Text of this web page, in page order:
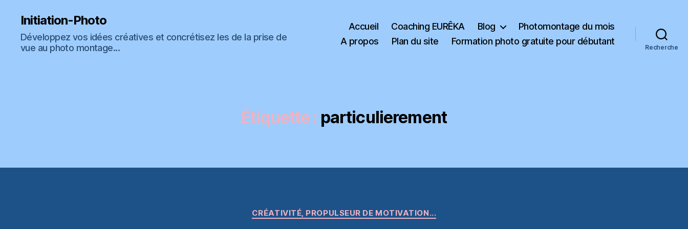
Initiation-Photo
Développez vos idées créatives et concrétisez les de la prise de
vue au photo montage...
Accueil Coaching EURÊKA Blog
Photomontage du mois
A propos
Plan du site Formation photo gratuite pour débutant
Recherche
Étiquette : particulierement
Catégories
CRÉATIVITÉ, PROPULSEUR DE MOTIVATION...